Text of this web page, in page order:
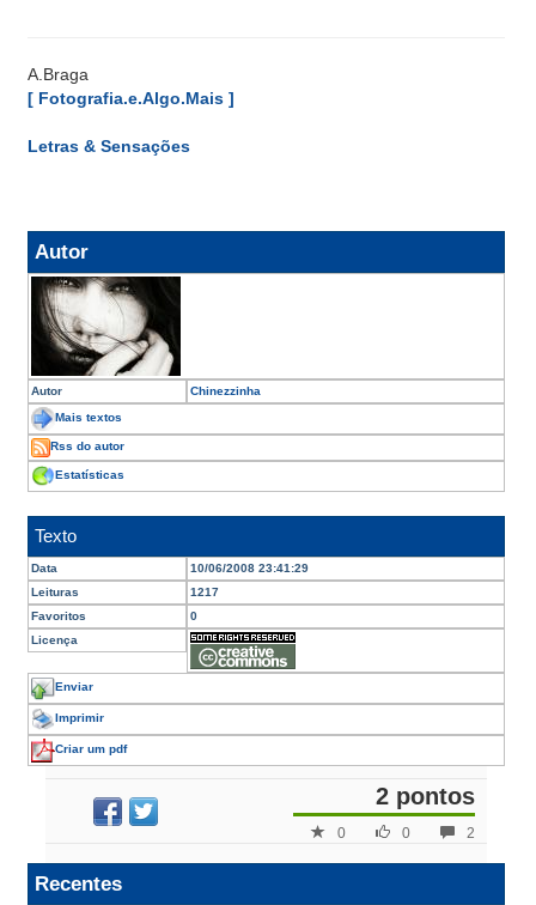
A.Braga
[ Fotografia.e.Algo.Mais ]
Letras & Sensações
Autor
Autor Chinezzinha
Mais textos
Rss do autor
Estatísticas
Texto
Data
10/06/2008 23:41:29
Leituras
1217
Favoritos
0
Licença
Enviar
Imprimir
Criar um pdf
2 pontos
2
0
0
Recentes